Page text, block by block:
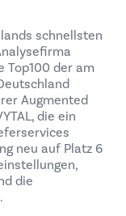
schnellsten
Top100 der am
Augmented
die ein
neu auf Platz 6
die